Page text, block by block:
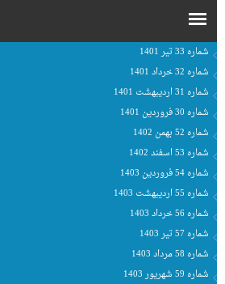
شماره 33 تیر 1401
شماره 32 خرداد 1401
شماره 31 اردیبهشت 1401
شماره 30 فروردین 1401
شماره 52 بهمن 1402
شماره 53 اسفند 1402
شماره 54 فروردین 1403
شماره 55 اردیبهشت 1403
شماره 56 خرداد 1403
شماره 57 تیر 1403
شماره 58 مرداد 1403
شماره 59 شهریور 1403